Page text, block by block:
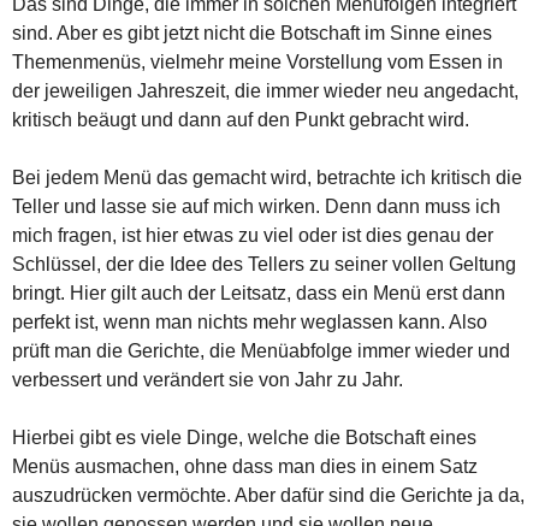
sind. Aber es gibt jetzt nicht die Botschaft im Sinne eines
Themenmenüs, vielmehr meine Vorstellung vom Essen in
der jeweiligen Jahreszeit, die immer wieder neu angedacht,
kritisch beäugt und dann auf den Punkt gebracht wird.
Bei jedem Menü das gemacht wird, betrachte ich kritisch die
Teller und lasse sie auf mich wirken. Denn dann muss ich
mich fragen, ist hier etwas zu viel oder ist dies genau der
Schlüssel, der die Idee des Tellers zu seiner vollen Geltung
bringt. Hier gilt auch der Leitsatz, dass ein Menü erst dann
perfekt ist, wenn man nichts mehr weglassen kann. Also
prüft man die Gerichte, die Menüabfolge immer wieder und
verbessert und verändert sie von Jahr zu Jahr.
Hierbei gibt es viele Dinge, welche die Botschaft eines
Menüs ausmachen, ohne dass man dies in einem Satz
auszudrücken vermöchte. Aber dafür sind die Gerichte ja da,